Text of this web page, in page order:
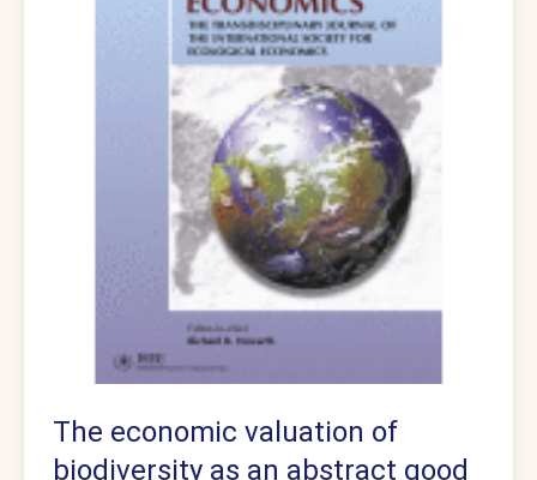
The economic valuation of
biodiversity as an abstract good